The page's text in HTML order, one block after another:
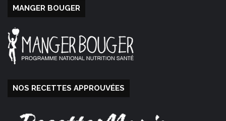
MANGER BOUGER
NOS RECETTES APPROUVÉES